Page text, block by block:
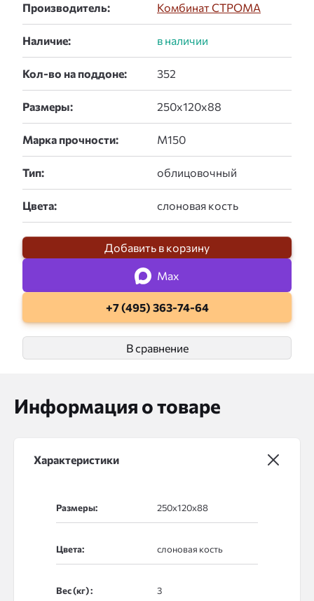
Производитель: Комбинат СТРОМА
Наличие:
Кол-во на поддоне:
Размеры:
Марка прочности:
Тип:
Цвета:
Добавить в корзину
Max
+7 (495) 363-74-64
В сравнение
Информация о товаре
Характеристики
Размеры:
Цвета:
Вес (кг) :